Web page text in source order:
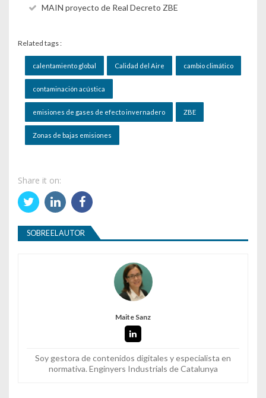
MAIN proyecto de Real Decreto ZBE
Related tags :
calentamiento global Calidad del Aire cambio climático
contaminación acústica
emisiones de gases de efecto invernadero ZBE
Zonas de bajas emisiones
Share it on:
SOBRE EL AUTOR
Maite Sanz
Soy gestora de contenidos digitales y especialista en
normativa. Enginyers Industrials de Catalunya